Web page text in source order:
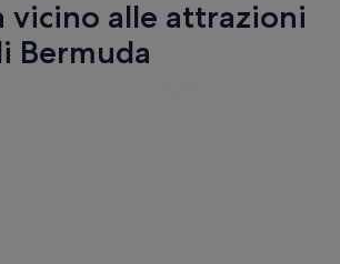
vicino alle attrazioni
Bermuda